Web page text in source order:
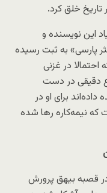
خلق کرد.
این نویسنده و
نثر پارسی» به ثبت رسیده
در غزنی
دقیقی در دست
برای او در
نیمه‌کاره رها شده
قصبه بیهق پرورش